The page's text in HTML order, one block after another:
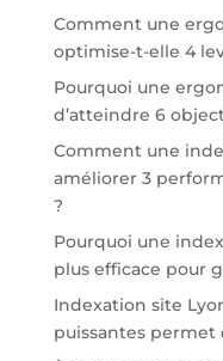
Comment une
optimise-t-elle 4
Pourquoi une
d’atteindre 6
Comment une
améliorer 3
?
Pourquoi une
plus efficace pour
Indexation site
puissantes permet